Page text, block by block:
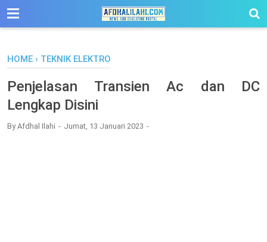
-->
HOME › TEKNIK ELEKTRO
Penjelasan Transien Ac dan DC
Lengkap Disini
ByAfdhal Ilahi Jumat, 13 Januari 2023